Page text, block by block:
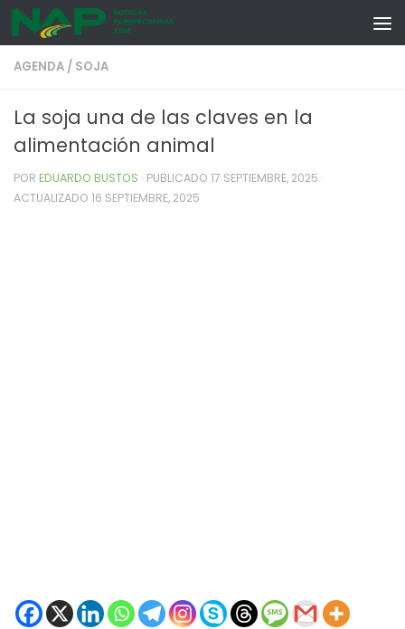
Skip to content
AGENDA / SOJA
La soja una de las claves en la
alimentación animal
POR EDUARDO BUSTOS · PUBLICADO 17 SEPTIEMBRE, 2025 ·
ACTUALIZADO 16 SEPTIEMBRE, 2025